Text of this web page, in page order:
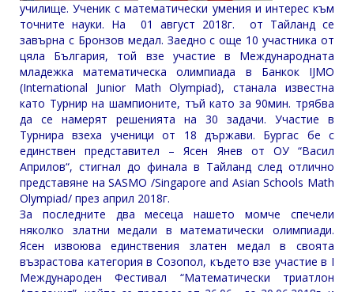
училище. Ученик с математически умения и интерес към
точните науки. На 01 aвгуст 2018г. от Тайланд се
завърна с Бронзов медал. Заедно с още 10 участника от
цяла България, той взе участие в Международната
младежка математическа олимпиада в Банкок IJMO
(International Junior Math Olympiad), станалa известнa
като Турнир на шампионите, тъй като за 90мин. трябва
да се намерят решенията на 30 задачи. Участие в
Турнира взеха ученици от 18 държави. Бургас бе с
единствен представител – Ясен Янев от ОУ “Васил
Априлов“, стигнал до финала в Тайланд след отлично
представяне на SASMO /Singapore and Asian Schools Math
Olympiad/ през април 2018г.
За последните два месеца нашето момче спечели
няколко златни медали в математически олимпиади.
Ясен извоюва единствения златен медал в своята
възрастова категория в Созопол, където взе участие в I
Международен Фестивал “Математически триатлон